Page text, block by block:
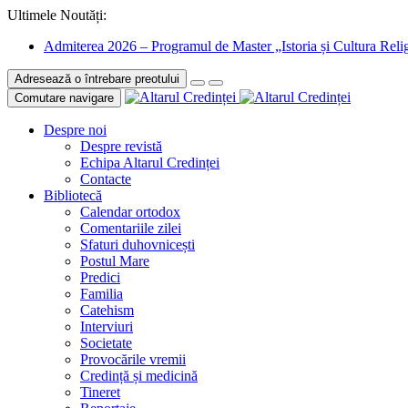
Ultimele Noutăți:
Admiterea 2026 – Programul de Master „Istoria și Cultura
Adresează o întrebare preotului
Comutare navigare
Despre noi
Despre revistă
Echipa Altarul Credinței
Contacte
Bibliotecă
Calendar ortodox
Comentariile zilei
Sfaturi duhovnicești
Postul Mare
Predici
Familia
Catehism
Interviuri
Societate
Provocările vremii
Credință și medicină
Tineret